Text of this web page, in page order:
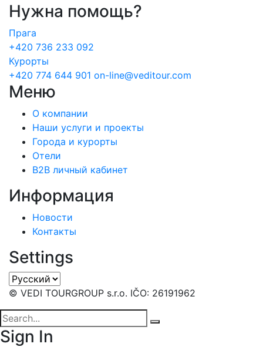
Нужна помощь?
Прага
+420 736 233 092
Курорты
+420 774 644 901 on-line@veditour.com
Меню
О компании
Наши услуги и проекты
Города и курорты
Отели
B2B личный кабинет
Информация
Новости
Контакты
Settings
© VEDI TOURGROUP s.r.o. IČO: 26191962
Sign In